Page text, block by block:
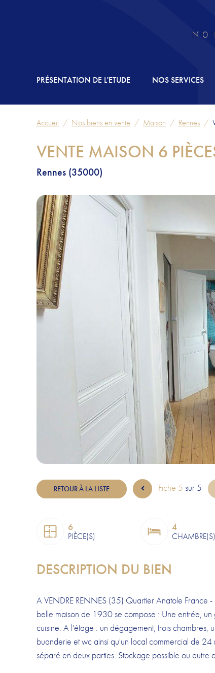
PRÉSENTATION DE L'ETUDE NOS SERVICES
Accueil Nos biens en vente Maison Rennes
VENTE MAISON 6
Rennes (35000)
RETOUR À LA LISTE Fiche 5 sur 5
6
PIÈCE(S)
4
CHAMBRE(S)
DESCRIPTION DU BIEN
A VENDRE RENNES (35) Quartier Anatole
belle maison de 1930 se compose : Une entrée,
cuisine. A l'étage : un dégagement, trois chambres,
buanderie et wc ainsi qu'un local commercial de
séparé en deux parties. Stockage possible ou autre